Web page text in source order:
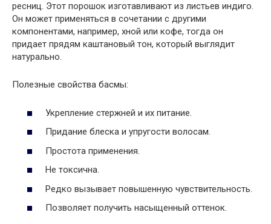
ресниц. Этот порошок изготавливают из листьев индиго.
Он может применяться в сочетании с другими
компонентами, например, хной или кофе, тогда он
придает прядям каштановый тон, который выглядит
натурально.
Полезные свойства басмы:
Укрепление стержней и их питание.
Придание блеска и упругости волосам.
Простота применения.
Не токсична.
Редко вызывает повышенную чувствительность.
Позволяет получить насыщенный оттенок.